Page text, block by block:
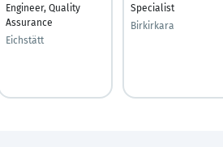
Engineer, Quality
Assurance
Eichstätt
Specialist
Birkirkara